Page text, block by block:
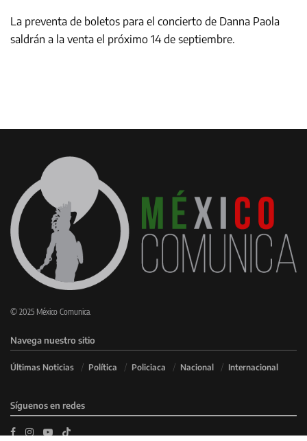
La preventa de boletos para el concierto de Danna Paola
saldrán a la venta el próximo 14 de septiembre.
© 2025 México Comunica.
Navega nuestro sitio
Últimas Noticias Política Policiaca Nacional Internacional
Síguenos en redes